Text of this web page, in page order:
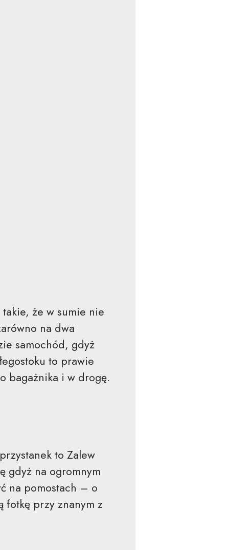
że w sumie nie
na dwa
samochód, gdyż
to prawie
bagażnika i w drogę.
to Zalew
gdyż na ogromnym
na pomostach – o
fotkę przy znanym z